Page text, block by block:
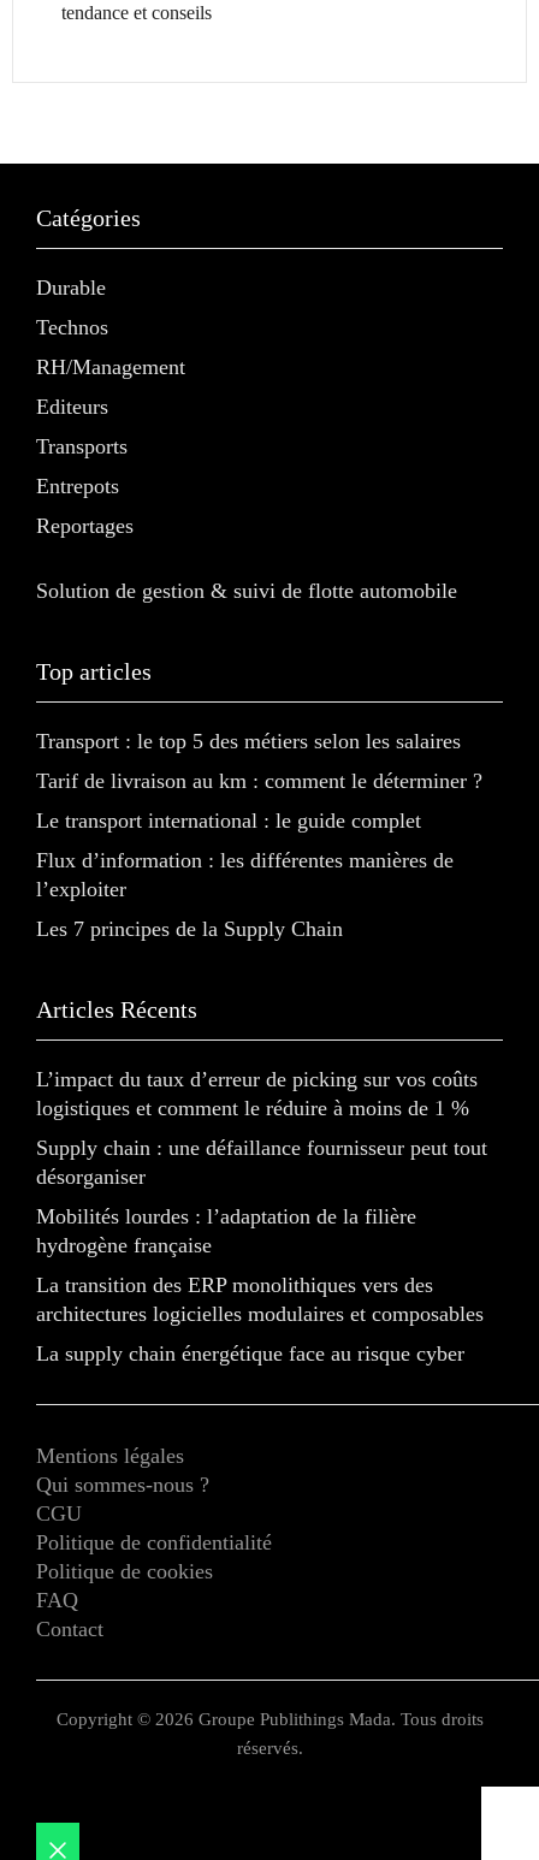
tendance et conseils
Catégories
Durable
Technos
RH/Management
Editeurs
Transports
Entrepots
Reportages
Solution de gestion & suivi de flotte automobile
Top articles
Transport : le top 5 des métiers selon les salaires
Tarif de livraison au km : comment le déterminer ?
Le transport international : le guide complet
Flux d’information : les différentes manières de
l’exploiter
Les 7 principes de la Supply Chain
Articles Récents
L’impact du taux d’erreur de picking sur vos coûts
logistiques et comment le réduire à moins de 1 %
Supply chain : une défaillance fournisseur peut tout
désorganiser
Mobilités lourdes : l’adaptation de la filière
hydrogène française
La transition des ERP monolithiques vers des
architectures logicielles modulaires et composables
La supply chain énergétique face au risque cyber
Mentions légales
Qui sommes-nous ?
CGU
Politique de confidentialité
Politique de cookies
FAQ
Contact
Copyright © 2026 Groupe Publithings Mada. Tous droits
réservés.